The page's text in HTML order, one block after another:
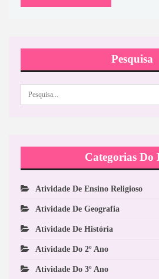
Pesquisa
Categorias Do
Atividade De Ensino Religioso
Atividade De Geografia
Atividade De História
Atividade Do 2º Ano
Atividade Do 3º Ano